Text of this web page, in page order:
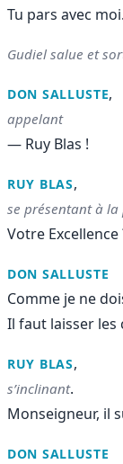
Tu pars avec
Gudiel salue et
DON SALLUSTE,
appelant
— Ruy Blas !
RUY BLAS,
se présentant à
Votre Excellence
DON SALLUSTE
Comme je ne
Il faut laisser les
RUY BLAS,
s’inclinant.
Monseigneur, il
DON SALLUSTE